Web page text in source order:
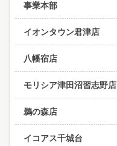
事業本部
イオンタウン君津店
八幡宿店
モリシア津田沼習志野店
鵜の森店
イコアス千城台